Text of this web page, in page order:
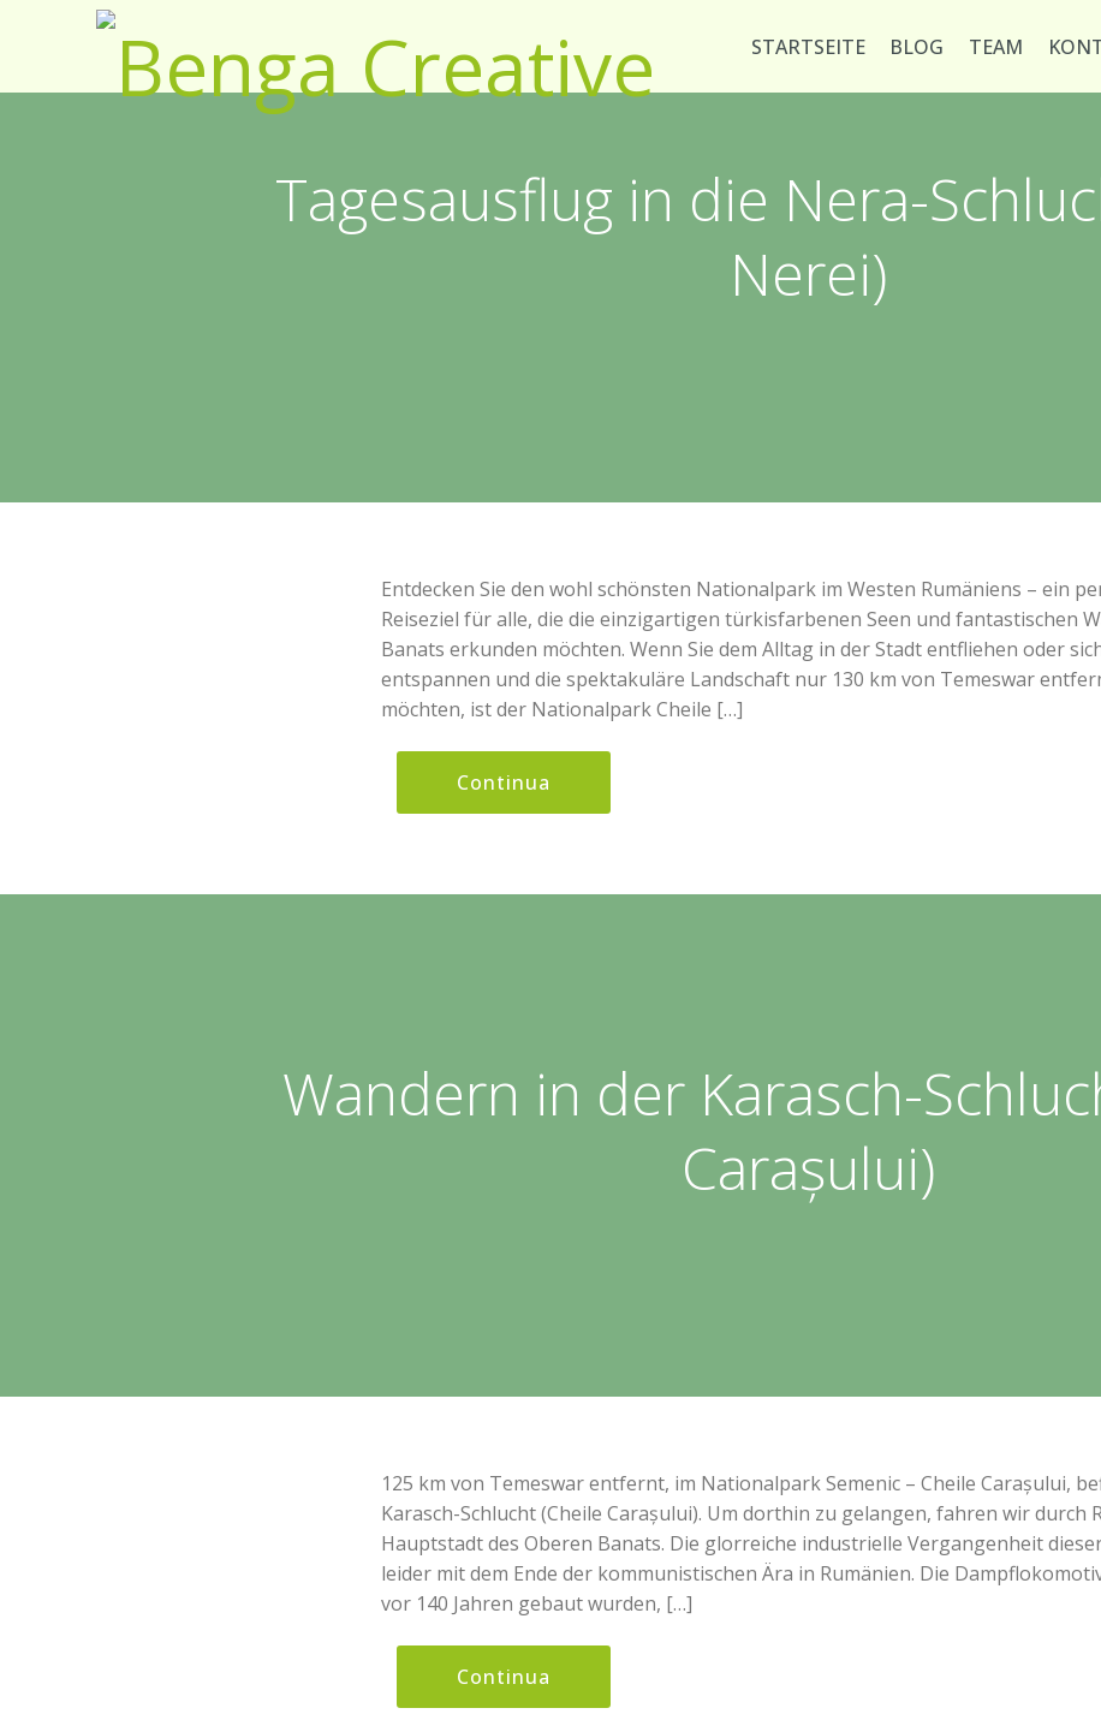
STARTSEITE BLOG TEAM
Tagesausflug in die Nera-
Nerei)
Entdecken Sie den wohl schönsten Nationalpark im Westen Rumäniens – ein
Reiseziel für alle, die die einzigartigen türkisfarbenen Seen und fantastischen
Banats erkunden möchten. Wenn Sie dem Alltag in der Stadt entfliehen oder
entspannen und die spektakuläre Landschaft nur 130 km von Temeswar
möchten, ist der Nationalpark Cheile […]
Continua
Wandern in der Karasch-
Carașului)
125 km von Temeswar entfernt, im Nationalpark Semenic – Cheile Carașului,
Karasch-Schlucht (Cheile Carașului). Um dorthin zu gelangen, fahren wir durch
Hauptstadt des Oberen Banats. Die glorreiche industrielle Vergangenheit
leider mit dem Ende der kommunistischen Ära in Rumänien. Die
vor 140 Jahren gebaut wurden, […]
Continua